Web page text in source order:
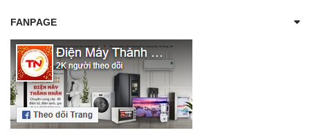
FANPAGE